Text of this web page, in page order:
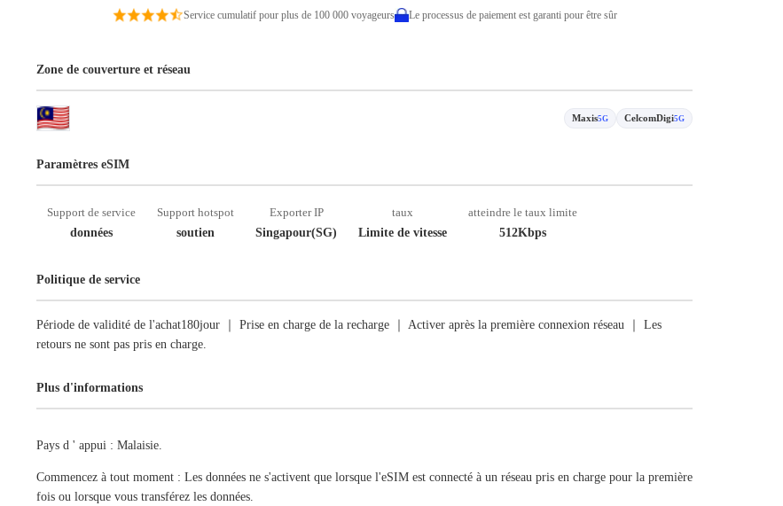
Service cumulatif pour plus de 100 000 voyageurs
Le processus de paiement est garanti pour être sûr
Zone de couverture et réseau
Maxis5G CelcomDigi5G
Paramètres eSIM
Support de service
données
Support hotspot
soutien
Exporter IP
Singapour(SG)
taux
Limite de vitesse
atteindre le taux limite
512Kbps
Politique de service
Période de validité de l'achat180jour ｜ Prise en charge de la recharge ｜ Activer après la première connexion réseau ｜ Les
retours ne sont pas pris en charge.
Plus d'informations
Pays d ' appui : Malaisie.
Commencez à tout moment : Les données ne s'activent que lorsque l'eSIM est connecté à un réseau pris en charge pour la première
fois ou lorsque vous transférez les données.